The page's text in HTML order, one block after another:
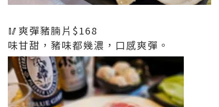
🥢爽彈豬腩片$168
味甘甜，豬味都幾濃，口感爽彈。